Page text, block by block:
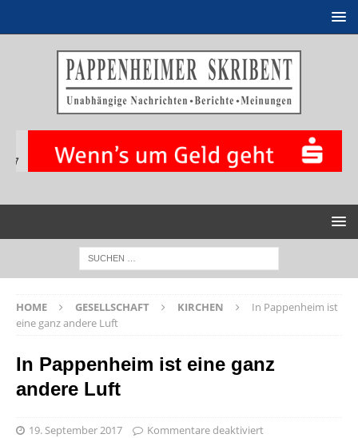
HOME GESELLSCHAFT KIRCHEN
In Pappenheim ist
eine ganz andere Luft
In Pappenheim ist eine ganz
andere Luft
19. September 2017 Kommentare deaktiviert